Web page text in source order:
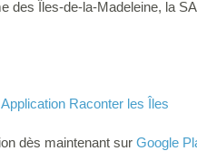
des Îles-de-la-Madeleine, la
Raconter les Îles
dès maintenant sur Google